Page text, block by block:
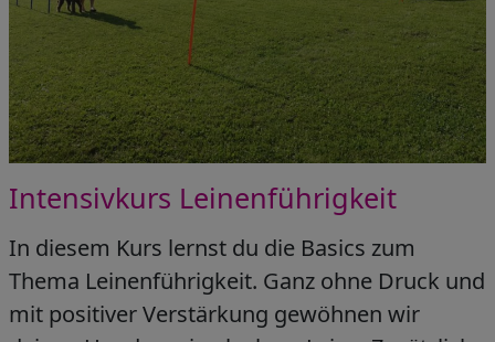
Intensivkurs Leinenführigkeit
In diesem Kurs lernst du die Basics zum
Thema Leinenführigkeit. Ganz ohne Druck und
mit positiver Verstärkung gewöhnen wir